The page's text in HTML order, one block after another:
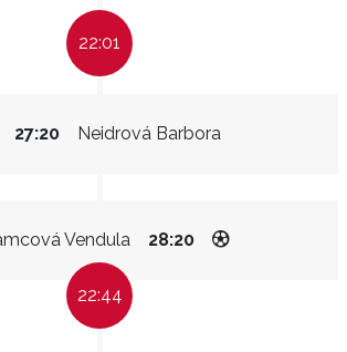
22:01
Neidrová Barbora
27:20
Vendula 28:20
22:44